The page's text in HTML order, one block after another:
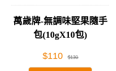
萬歲牌-無調味堅果隨手
包(10gX10包)
$110 $130